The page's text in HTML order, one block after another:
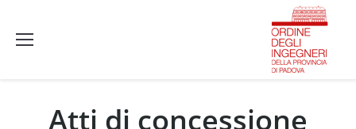
Atti di concessione